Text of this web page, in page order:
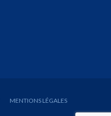
MENTIONS LÉGALES